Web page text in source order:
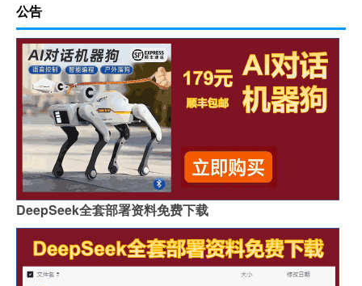
公告
DeepSeek全套部署资料免费下载